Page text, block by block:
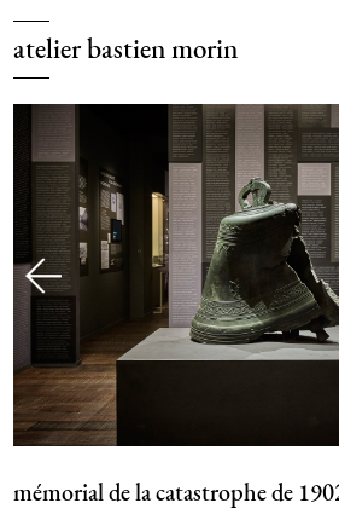
bastien morin
projets
clients
à propos
contact
5 impasse rolleboise 75020 paris — +33 (0)6 22 21
atelier@bastienmorin.fr
—
mémorial de la catastrophe de